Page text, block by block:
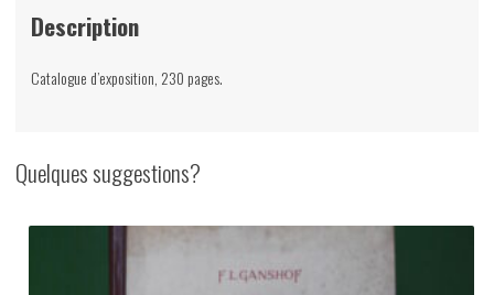
Description
Catalogue d’exposition, 230 pages.
Quelques suggestions?